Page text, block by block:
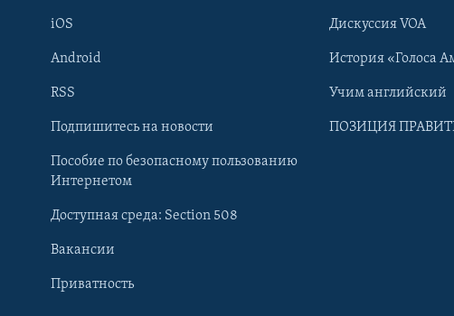
Learning English
Языки
iOS
Android
RSS
Подпишитесь на новости
Пособие по безопасному пользованию
Интернетом
Доступная среда: Section 508
Вакансии
Приватность
Дискуссия VOA
История «Голоса
Учим английский
ПОЗИЦИЯ